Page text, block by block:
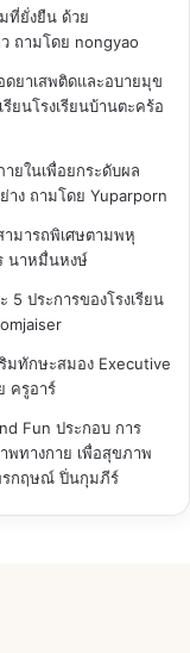
ที่ยั่งยืน ด้วย
ถามโดย nongyao
ยาเสพติดและอบายมุข
ยนโรงเรียนบ้านตะคร้อ
ายในเพื่อยกระดับผล
าง ถามโดย Yuparporn
ามารถพิเศษตามพหุ
นาหมื่นหงษ์
ประการของโรงเรียน
มทักษะสมอง Executive
ครูอาร์
Fun ประกอบ การ
พทางกาย เพื่อสุขภาพ
รกฤษณ์ ปิ่นกุมภีร์